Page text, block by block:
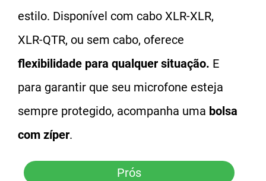
estilo. Disponível com cabo XLR-XLR,
XLR-QTR, ou sem cabo, oferece
flexibilidade para qualquer situação. E
para garantir que seu microfone esteja
sempre protegido, acompanha uma bolsa
com zíper.
Prós